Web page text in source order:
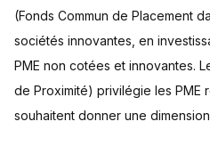
(Fonds Commun de Placement
sociétés innovantes, en
PME non cotées et innovantes.
de Proximité) privilégie les PME
souhaitent donner une